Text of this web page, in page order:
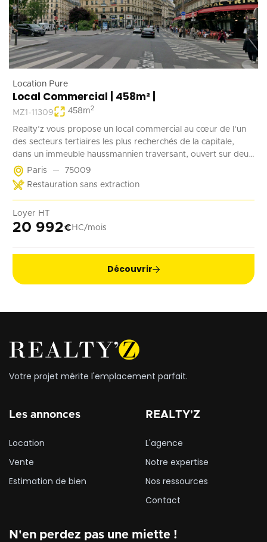
Location Pure
Local Commercial | 458m² |
MZ1-11309 458m2
Realty'z vous propose un local commercial au cœur de l'un
des secteurs tertiaires les plus recherchés de la capitale,
dans un immeuble haussmannien traversant, ouvert sur deux
rues, D'une surface totale d'environ 458 m², répartis entre un
plateau généreux et un niveau complémentaire, ce bien offre
une belle hauteur sous plafond, une vitrine offrant une
permettant d'adapter les espaces aussi bien à un usage
bureautique qu'à une activité commerciale. Disponible
pour un investisseur ou un utilisateur en quête d'un
emplacement stratégique, avec un accès PMR, un
classement ERP 5 et un parking privatif dans la cour de
Paris
75009
Restauration sans extraction
Loyer HT
20 992€ HC/mois
Découvrir
Votre projet mérite l'emplacement parfait.
Les annonces
Location
Vente
Estimation de bien
REALTY'Z
L'agence
Notre expertise
Nos ressources
Contact
N'en perdez pas une miette !